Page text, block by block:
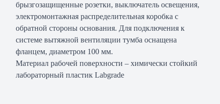
брызгозащищенные розетки, выключатель освещения,
электромонтажная распределительная коробка с
обратной стороны основания. Для подключения к
системе вытяжной вентиляции тумба оснащена
фланцем, диаметром 100 мм.
Материал рабочей поверхности – химически стойкий
лабораторный пластик Labgrade